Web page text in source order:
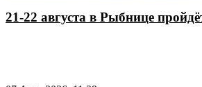
21-22 августа в Рыбнице